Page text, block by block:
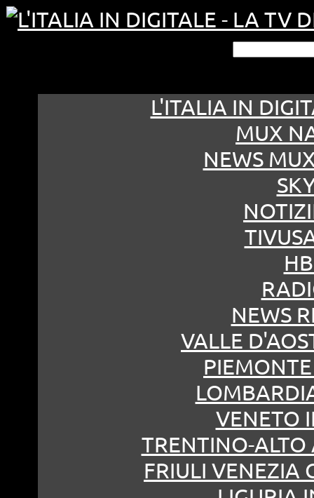
L'ITALIA IN
MUX
NEWS
NEWS
VALLE
VENETO
TRENTINO-ALTO
FRIULI VENEZIA